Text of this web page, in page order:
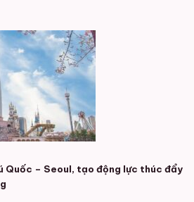
Quốc – Seoul, tạo động lực thúc đẩy